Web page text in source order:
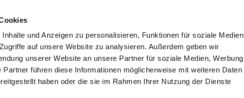
und Anzeigen zu personalisieren, Funktionen für soziale Medien
auf unsere Website zu analysieren. Außerdem geben wir
unserer Website an unsere Partner für soziale Medien, Werbung
Partner führen diese Informationen möglicherweise mit weiteren Daten
haben oder die sie im Rahmen Ihrer Nutzung der Dienste
ist da Sponsoren Dein Besuch Über uns
10x Sponsoren